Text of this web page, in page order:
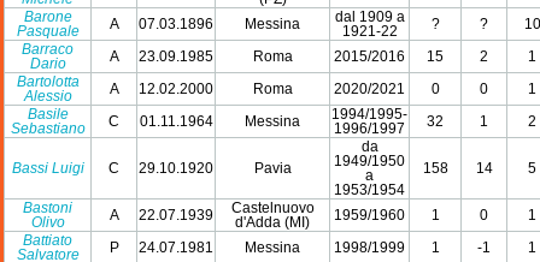
Barone
Pasquale
A 07.03.1896 Messina
dal 1909 a
1921-22
? ?
10
Barraco
Dario
A 23.09.1985 Roma 2015/2016 15 2
1
Bartolotta
Alessio
A 12.02.2000 Roma 2020/2021 0 0
1
Basile
Sebastiano
C 01.11.1964 Messina
1994/1995-
1996/1997
32 1 2
Bassi Luigi C 29.10.1920 Pavia
da
1949/1950
a
1953/1954
158 14 5
Bastoni
Olivo
A 22.07.1939
Castelnuovo
d'Adda (MI)
1959/1960 1 0
1
Battiato
Salvatore
P 24.07.1981 Messina 1998/1999 1 -1
1